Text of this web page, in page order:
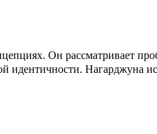
Он рассматривает
идентичности. Нагарджуна